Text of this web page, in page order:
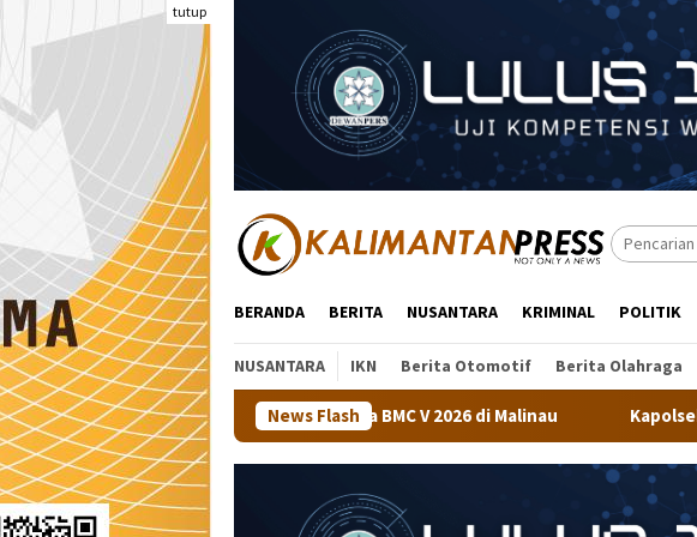
tutup
BERANDA BERITA NUSANTARA KRIMINAL POLITIK
NUSANTARA IKN Berita Otomotif Berita Olahraga
News Flash
Tenis Meja BMC V 2026 di Malinau Kapolsek Tanjung Palas Barat